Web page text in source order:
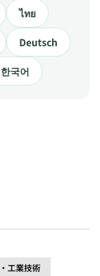
ไทย
Deutsch
한국어
工業技術